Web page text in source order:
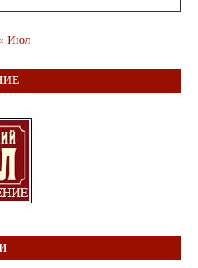
Июл